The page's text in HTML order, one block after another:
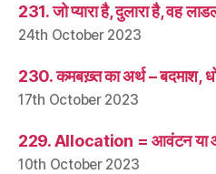
231. जो प्यारा है, दुलारा है, वह
24th October 2023
230. कमबख़्त का अर्थ – बदमाश,
17th October 2023
229. Allocation = आवंटन या
10th October 2023